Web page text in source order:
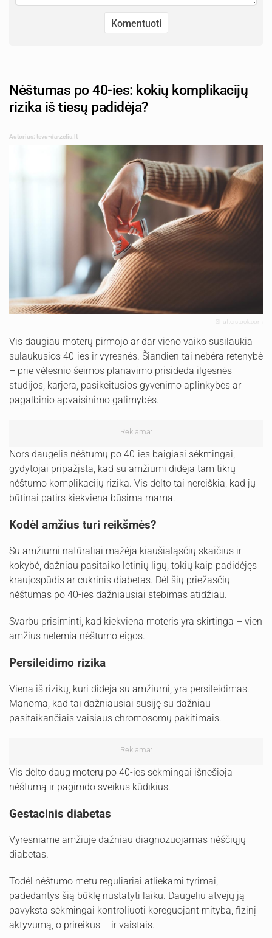
Nėštumas po 40-ies: kokių komplikacijų
rizika iš tiesų padidėja?
Autorius: tevu-darzelis.lt
Shutterstock.com
Vis daugiau moterų pirmojo ar dar vieno vaiko susilaukia
sulaukusios 40-ies ir vyresnės. Šiandien tai nebėra retenybė
– prie vėlesnio šeimos planavimo prisideda ilgesnės
studijos, karjera, pasikeitusios gyvenimo aplinkybės ar
pagalbinio apvaisinimo galimybės.
Reklama:
Nors daugelis nėštumų po 40-ies baigiasi sėkmingai,
gydytojai pripažįsta, kad su amžiumi didėja tam tikrų
nėštumo komplikacijų rizika. Vis dėlto tai nereiškia, kad jų
būtinai patirs kiekviena būsima mama.
Kodėl amžius turi reikšmės?
Su amžiumi natūraliai mažėja kiaušialąsčių skaičius ir
kokybė, dažniau pasitaiko lėtinių ligų, tokių kaip padidėjęs
kraujospūdis ar cukrinis diabetas. Dėl šių priežasčių
nėštumas po 40-ies dažniausiai stebimas atidžiau.
Svarbu prisiminti, kad kiekviena moteris yra skirtinga – vien
amžius nelemia nėštumo eigos.
Persileidimo rizika
Viena iš rizikų, kuri didėja su amžiumi, yra persileidimas.
Manoma, kad tai dažniausiai susiję su dažniau
pasitaikančiais vaisiaus chromosomų pakitimais.
Reklama:
Vis dėlto daug moterų po 40-ies sėkmingai išnešioja
nėštumą ir pagimdo sveikus kūdikius.
Gestacinis diabetas
Vyresniame amžiuje dažniau diagnozuojamas nėščiųjų
diabetas.
Todėl nėštumo metu reguliariai atliekami tyrimai,
padedantys šią būklę nustatyti laiku. Daugeliu atvejų ją
pavyksta sėkmingai kontroliuoti koreguojant mitybą, fizinį
aktyvumą, o prireikus – ir vaistais.